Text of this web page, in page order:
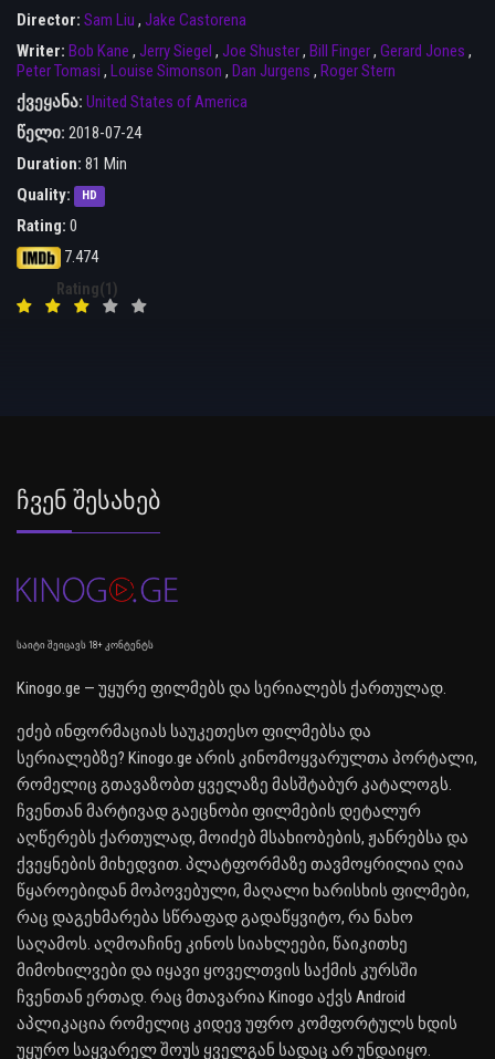
Director: Sam Liu , Jake Castorena
Writer: Bob Kane , Jerry Siegel , Joe Shuster, Bill Finger, Gerard Jones ,
Peter Tomasi , Louise Simonson , Dan Jurgens , Roger Stern
ქვეყანა: United States of America
წელი: 2018-07-24
Duration: 81 Min
Quality:
HD
Rating: 0
7.474
Rating(1)
Ჩვენ Შესახებ
საიტი შეიცავს 18+ კონტენტს
Kinogo.ge — უყურე ფილმებს და სერიალებს ქართულად.
ეძებ ინფორმაციას საუკეთესო ფილმებსა და
სერიალებზე? Kinogo.ge არის კინომოყვარულთა პორტალი,
რომელიც გთავაზობთ ყველაზე მასშტაბურ კატალოგს.
ჩვენთან მარტივად გაეცნობი ფილმების დეტალურ
აღწერებს ქართულად, მოიძებ მსახიობების, ჟანრებსა და
ქვეყნების მიხედვით. პლატფორმაზე თავმოყრილია ღია
წყაროებიდან მოპოვებული, მაღალი ხარისხის ფილმები,
რაც დაგეხმარება სწრაფად გადაწყვიტო, რა ნახო
საღამოს. აღმოაჩინე კინოს სიახლეები, წაიკითხე
მიმოხილვები და იყავი ყოველთვის საქმის კურსში
ჩვენთან ერთად. რაც მთავარია Kinogo აქვს Android
აპლიკაცია რომელიც კიდევ უფრო კომფორტულს ხდის
უყურო საყვარელ შოუს ყველგან სადაც არ უნდაიყო.